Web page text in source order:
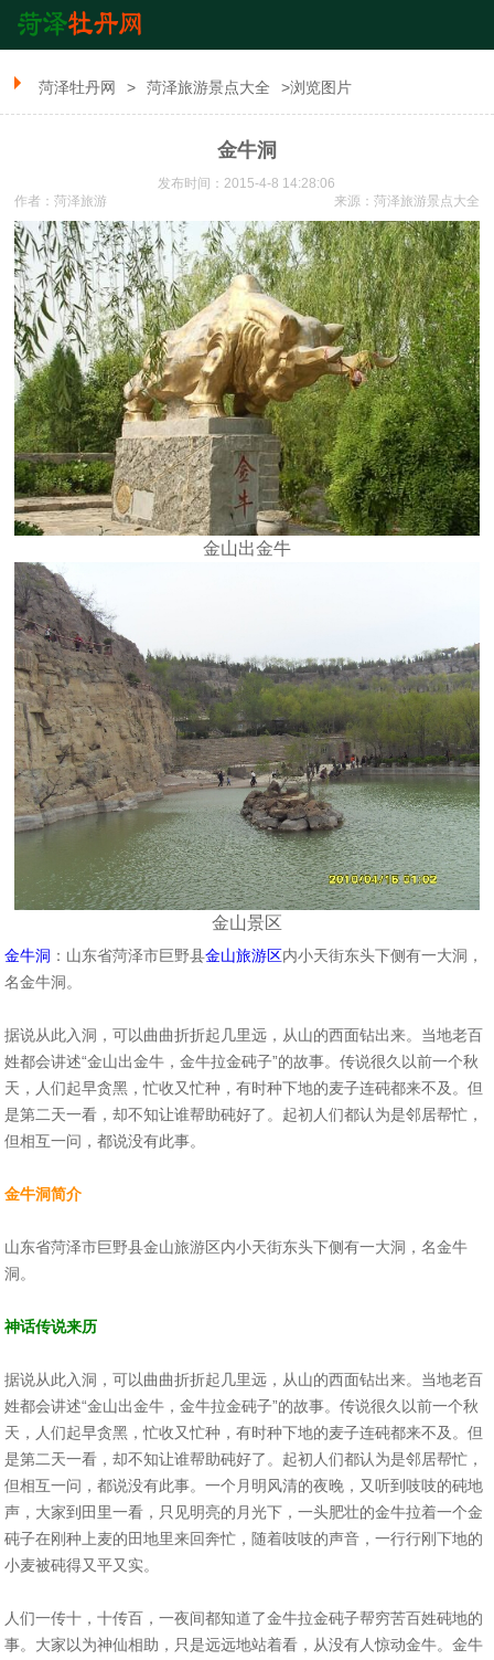
菏泽牡丹网 > 菏泽旅游景点大全 >浏览图片
金牛洞
发布时间：2015-4-8 14:28:06
来源： 菏泽旅游景点大全
作者：菏泽旅游
金山出金牛
金山景区
金牛洞 ：山东省菏泽市巨野县金山旅游区内小天街东头下侧有一大洞，
名金牛洞。
据说从此入洞，可以曲曲折折起几里远，从山的西面钻出来。当地老百
姓都会讲述“金山出金牛，金牛拉金砘子”的故事。传说很久以前一个秋
天，人们起早贪黑，忙收又忙种，有时种下地的麦子连砘都来不及。但
是第二天一看，却不知让谁帮助砘好了。起初人们都认为是邻居帮忙，
但相互一问，都说没有此事。
金牛洞简介
山东省菏泽市巨野县金山旅游区内小天街东头下侧有一大洞，名金牛
洞。
神话传说来历
据说从此入洞，可以曲曲折折起几里远，从山的西面钻出来。当地老百
姓都会讲述“金山出金牛，金牛拉金砘子”的故事。传说很久以前一个秋
天，人们起早贪黑，忙收又忙种，有时种下地的麦子连砘都来不及。但
是第二天一看，却不知让谁帮助砘好了。起初人们都认为是邻居帮忙，
但相互一问，都说没有此事。一个月明风清的夜晚，又听到吱吱的砘地
声，大家到田里一看，只见明亮的月光下，一头肥壮的金牛拉着一个金
砘子在刚种上麦的田地里来回奔忙，随着吱吱的声音，一行行刚下地的
小麦被砘得又平又实。
人们一传十，十传百，一夜间都知道了金牛拉金砘子帮穷苦百姓砘地的
事。大家以为神仙相助，只是远远地站着看，从没有人惊动金牛。金牛